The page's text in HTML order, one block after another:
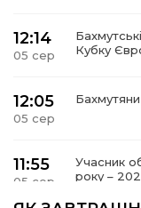
12:14
05 сер
Кубку
12:05
05 сер
11:55
05 сер
Учасник
року –